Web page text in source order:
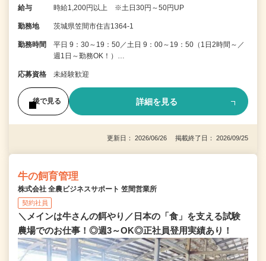
給与 時給1,200円以上 ※土日30円～50円UP
勤務地 茨城県笠間市住吉1364-1
勤務時間
平日 9：30～19：50／土日 9：00～19：50（1日2時間～／
週1日～勤務OK！）…
応募資格 未経験歓迎
後で見る 詳細を見る
更新日： 2026/06/26 掲載終了日： 2026/09/25
牛の飼育管理
株式会社 全農ビジネスサポート 笠間営業所
契約社員
＼メインは牛さんの餌やり／日本の「食」を支える試験
農場でのお仕事！◎週3～OK◎正社員登用実績あり！